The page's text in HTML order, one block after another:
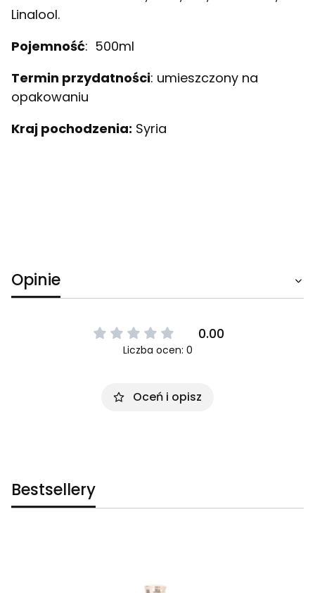
Linalool.
Pojemność: 500ml
Termin przydatności: umieszczony na
opakowaniu
Kraj pochodzenia: Syria
Opinie
0.00
Liczba ocen: 0
Oceń i opisz
Bestsellery